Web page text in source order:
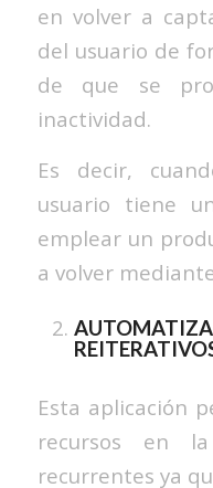
en volver a
del usuario de
de que se
inactividad.
Es decir,
usuario tiene
emplear un
a volver
Esta aplicación
recursos en
recurrentes ya